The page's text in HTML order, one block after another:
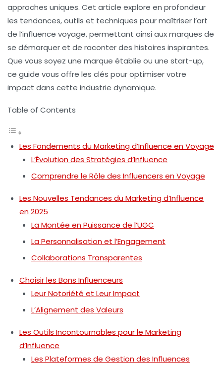
approches uniques. Cet article explore en profondeur
les tendances, outils et techniques pour maîtriser l’art
de l’influence voyage, permettant ainsi aux marques de
se démarquer et de raconter des histoires inspirantes.
Que vous soyez une marque établie ou une start-up,
ce guide vous offre les clés pour optimiser votre
impact dans cette industrie dynamique.
Table of Contents
Les Fondements du Marketing d’Influence en Voyage
L’Évolution des Stratégies d’Influence
Comprendre le Rôle des Influencers en Voyage
Les Nouvelles Tendances du Marketing d’Influence
en 2025
La Montée en Puissance de l’UGC
La Personnalisation et l’Engagement
Collaborations Transparentes
Choisir les Bons Influenceurs
Leur Notoriété et Leur Impact
L’Alignement des Valeurs
Les Outils Incontournables pour le Marketing
d’Influence
Les Plateformes de Gestion des Influences